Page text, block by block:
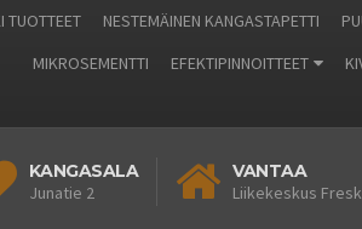
TUOTTEET NESTEMÄINEN KANGASTAPETTI
MIKROSEMENTTI
EFEKTIPINNOITTEET
KANGASALA
Junatie 2
VANTAA
Liikekeskus